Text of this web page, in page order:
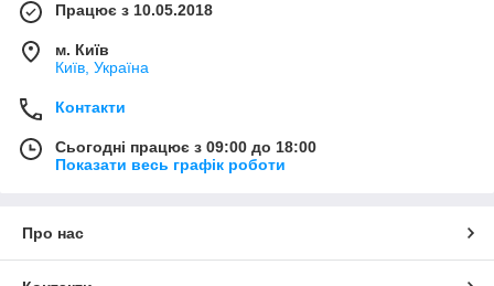
Працює з 10.05.2018
м. Київ
Київ, Україна
Контакти
Сьогодні працює з 09:00 до 18:00
Показати весь графік роботи
Про нас